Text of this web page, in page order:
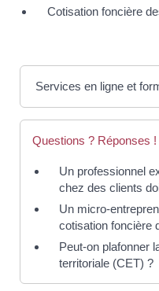
Cotisation foncière
Services en ligne et
Questions ? Réponses !
Un professionnel
chez des clients
Un micro-
cotisation foncière
Peut-on plafonner
territoriale (CET) ?